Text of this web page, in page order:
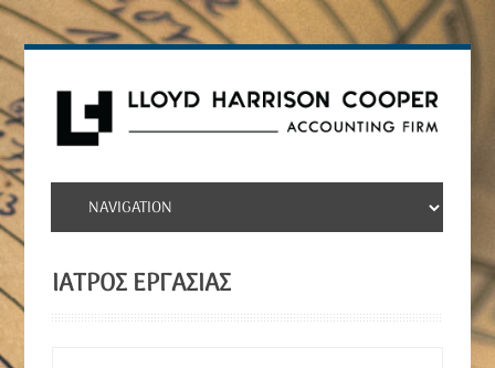
ΙΑΤΡΌΣ ΕΡΓΑΣΊΑΣ